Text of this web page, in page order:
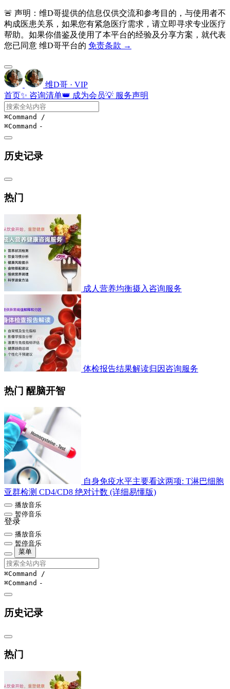
🚨 声明：维D哥提供的信息仅供交流和参考目的，与使用者不
构成医患关系，如果您有紧急医疗需求，请立即寻求专业医疗
帮助。如果你借鉴及使用了本平台的经验及分享方案，就代表
您已同意 维D哥平台的 免责条款 →
维D哥 · VIP
首页✨ 咨询清单👑 成为会员💡 服务声明
⌘Command /
⌘Command -
历史记录
热门
成人营养均衡摄入咨询服务
体检报告结果解读归因咨询服务
热门 醒脑开智
自身免疫水平主要看这两项: T淋巴细胞
亚群检测 CD4/CD8 绝对计数 (详细易懂版)
播放音乐
暂停音乐
登录
播放音乐
暂停音乐
菜单
⌘Command /
⌘Command -
历史记录
热门